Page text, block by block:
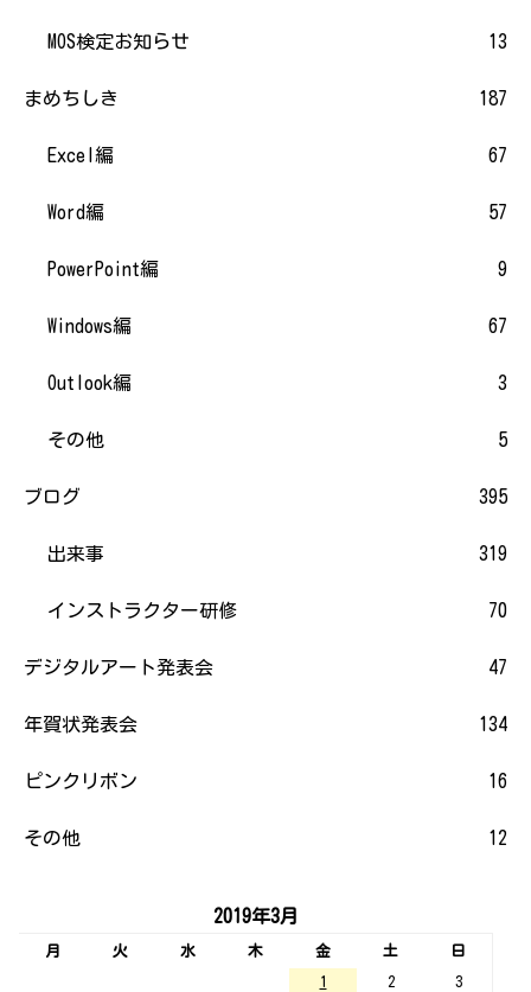
MOS検定お知らせ 13
まめちしき 187
Excel編 67
Word編 57
PowerPoint編 9
Windows編 67
Outlook編 3
その他 5
ブログ 395
出来事 319
インストラクター研修 70
デジタルアート発表会 47
年賀状発表会 134
ピンクリボン 16
その他 12
2019年3月
月 火 水 木 金 土
日
1
2
3